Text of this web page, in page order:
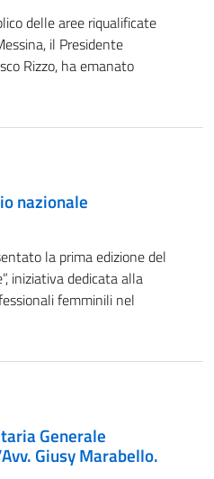
delle aree riqualificate
il Presidente
Rizzo, ha emanato
nazionale
la prima edizione del
iniziativa dedicata alla
femminili nel
Generale
Giusy Marabello.